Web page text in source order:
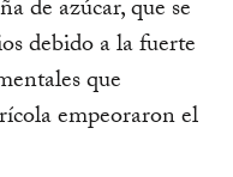
de azúcar, que se
debido a la fuerte
que
empeoraron el